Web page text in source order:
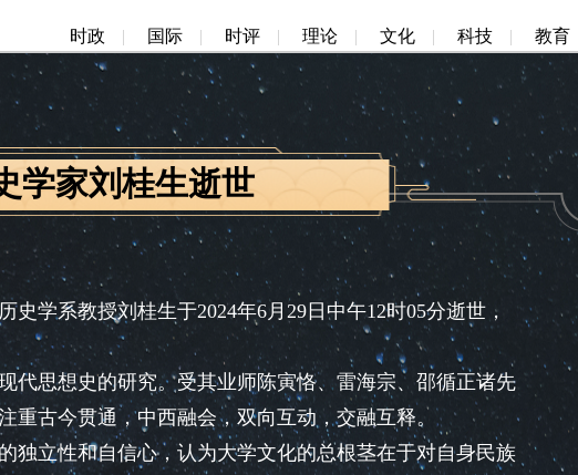
时政 | 国际 | 时评 | 理论 | 文化 | 科技 | 教育
学家刘桂生逝世
系教授刘桂生于2024年6月29日中午12时05分逝世，
思想史的研究。受其业师陈寅恪、雷海宗、邵循正诸先
古今贯通，中西融会，双向互动，交融互释。
立性和自信心，认为大学文化的总根茎在于对自身民族